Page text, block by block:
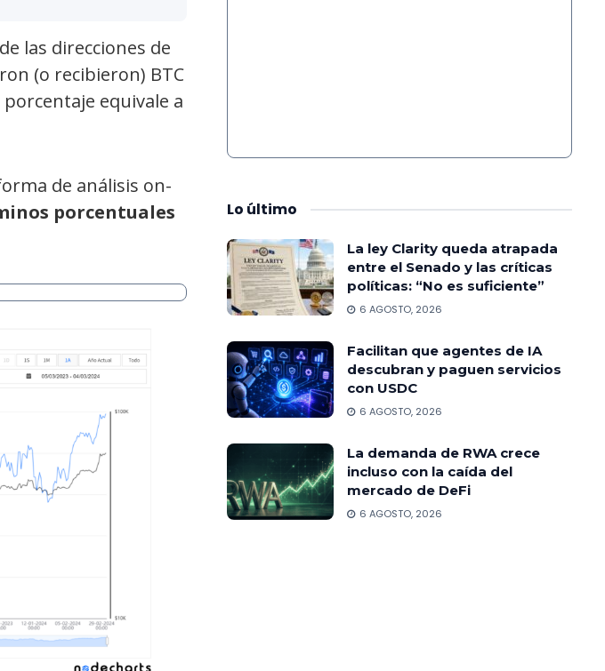
las direcciones de
(o recibieron) BTC
equivale a
de análisis on-
porcentuales
Lo último
La ley Clarity queda atrapada
entre el Senado y las críticas
políticas: “No es suficiente”
6 AGOSTO, 2026
Facilitan que agentes de IA
descubran y paguen servicios
con USDC
6 AGOSTO, 2026
La demanda de RWA crece
incluso con la caída del
mercado de DeFi
6 AGOSTO, 2026